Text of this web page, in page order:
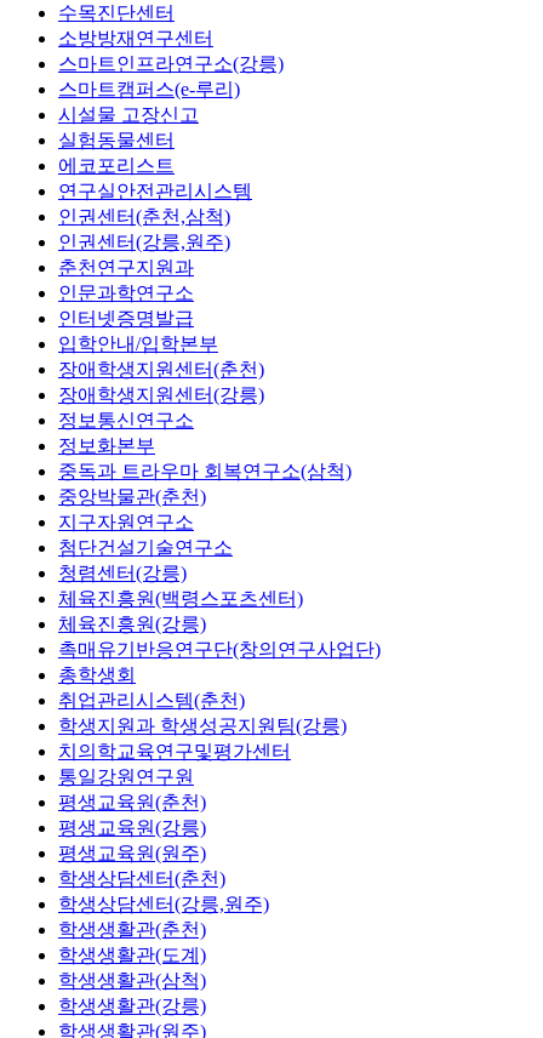
수목진단센터
소방방재연구센터
스마트인프라연구소(강릉)
스마트캠퍼스(e-루리)
시설물 고장신고
실험동물센터
에코포리스트
연구실안전관리시스템
인권센터(춘천,삼척)
인권센터(강릉,원주)
춘천연구지원과
인문과학연구소
인터넷증명발급
입학안내/입학본부
장애학생지원센터(춘천)
장애학생지원센터(강릉)
정보통신연구소
정보화본부
중독과 트라우마 회복연구소(삼척)
중앙박물관(춘천)
지구자원연구소
첨단건설기술연구소
청렴센터(강릉)
체육진흥원(백령스포츠센터)
체육진흥원(강릉)
촉매유기반응연구단(창의연구사업단)
총학생회
취업관리시스템(춘천)
학생지원과 학생성공지원팀(강릉)
치의학교육연구및평가센터
통일강원연구원
평생교육원(춘천)
평생교육원(강릉)
평생교육원(원주)
학생상담센터(춘천)
학생상담센터(강릉,원주)
학생생활관(춘천)
학생생활관(도계)
학생생활관(삼척)
학생생활관(강릉)
학생생활관(원주)